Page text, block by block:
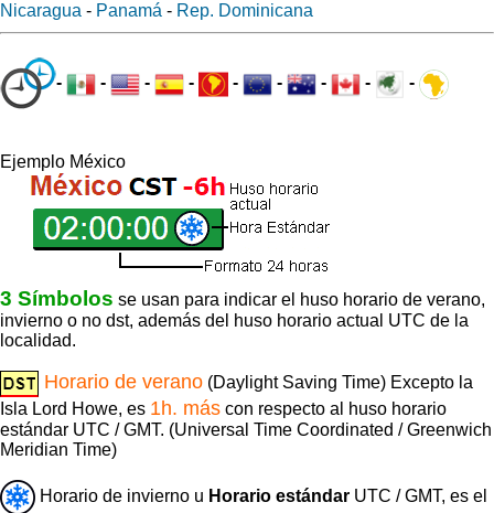
Nicaragua - Panamá - Rep. Dominicana
- - - - - - - - -
Ejemplo México
3 Símbolos se usan para indicar el huso horario de verano,
invierno o no dst, además del huso horario actual UTC de la
localidad.
Horario de verano (Daylight Saving Time) Excepto la
Isla Lord Howe, es 1h. más con respecto al huso horario
estándar UTC / GMT. (Universal Time Coordinated / Greenwich
Meridian Time)
Horario de invierno u Horario estándar UTC / GMT, es el